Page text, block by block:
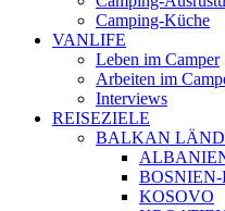
Camping-Küche
VANLIFE
Leben im Camper
Arbeiten im
Interviews
REISEZIELE
BALKAN
KOSOVO